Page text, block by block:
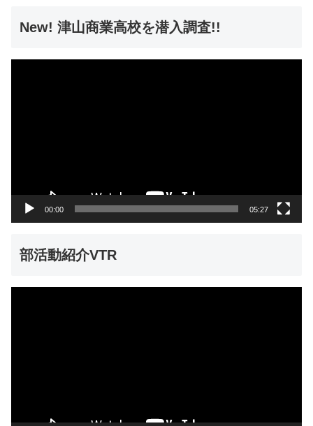
New! 津山商業高校を潜入調査!!
00:00 05:27
部活動紹介VTR